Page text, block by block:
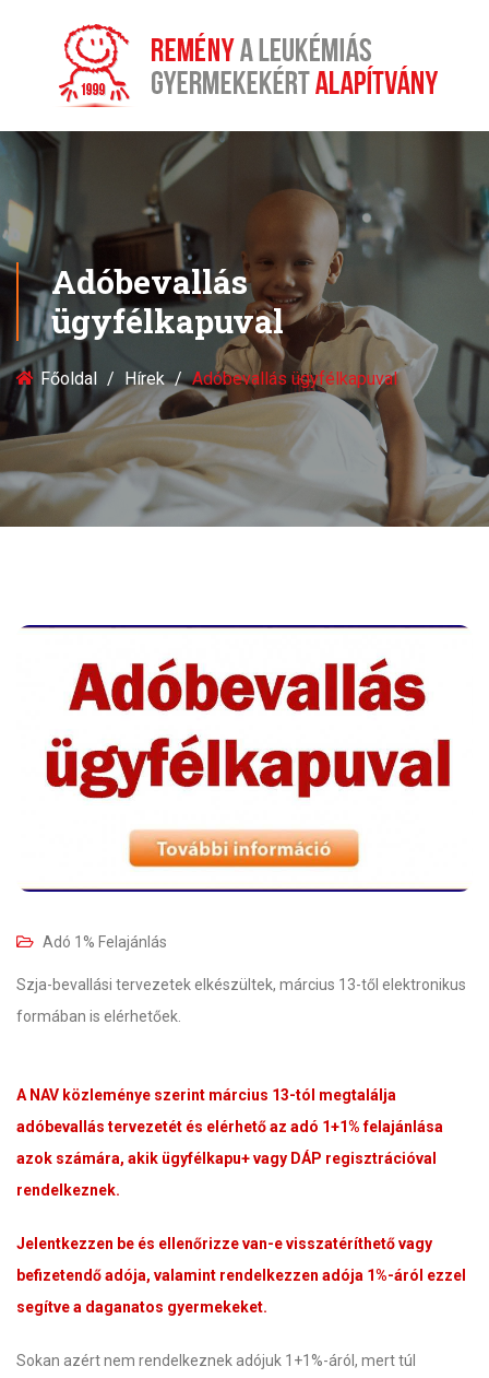
Adóbevallás
ügyfélkapuval
Főoldal Hírek Adóbevallás ügyfélkapuval
Adó 1% Felajánlás
Szja-bevallási tervezetek elkészültek, március 13-től elektronikus
formában is elérhetőek.
A NAV közleménye szerint március 13-tól megtalálja
adóbevallás tervezetét és elérhető az adó 1+1% felajánlása
azok számára, akik ügyfélkapu+ vagy DÁP regisztrációval
rendelkeznek.
Jelentkezzen be és ellenőrizze van-e visszatéríthető vagy
befizetendő adója, valamint rendelkezzen adója 1%-áról ezzel
segítve a daganatos gyermekeket.
Sokan azért nem rendelkeznek adójuk 1+1%-áról, mert túl